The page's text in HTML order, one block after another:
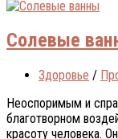
Солевые
Здоровье /
Неоспоримым и
благотворном
красоту человека.